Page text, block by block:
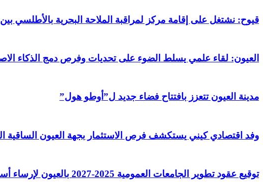
قيوح: نشتغل على إقامة مركز لمراقبة الملاحة البحرية بالأطلسي
العيون: لقاء علمي يسلط الضوء على تحديات وفرص دمج الذكاء
مدينة العيون تتعزز بافتتاح فضاء جديد ل”أوطو هول”
وفد اقتصادي كيني يستكشف فرص الاستثمار بجهة العيون الساقية
توقيع عقود تطوير الجامعات العمومية 2025-2027 بالعيون لإرساء أسس “جامعة المستقبل”